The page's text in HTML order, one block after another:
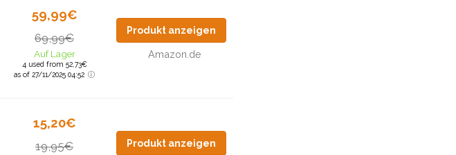
59,99€
69,99€
Auf Lager
4 used from 52,73€
as of 27/11/2025 04:52
Produkt anzeigen
Amazon.de
15,20€
19,95€ Produkt anzeigen